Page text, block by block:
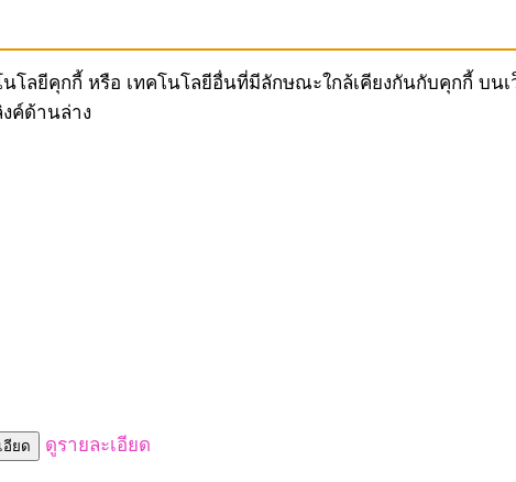
นโลยีคุกกี้ หรือ เทคโนโลยีอื่นที่มีลักษณะใกล้เคียงกันกับคุกกี้ บ
ค์ด้านล่าง
อียด ดูรายละเอียด